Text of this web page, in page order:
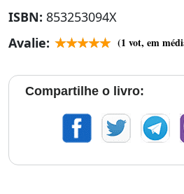
ISBN: 853253094X
Avalie:
(1 vot, em
Compartilhe o livro: